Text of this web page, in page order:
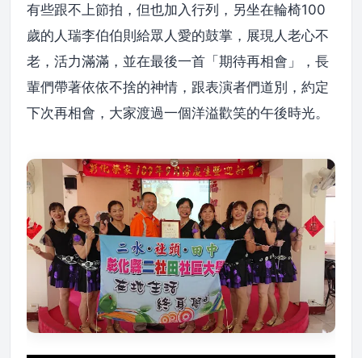
有些跟不上節拍，但也加入行列，另坐在輪椅100
歲的人瑞李伯伯則給眾人愛的鼓掌，展現人老心不
老，活力滿滿，並在最後一首「期待再相會」，長
輩們帶著依依不捨的神情，跟表演者們道別，約定
下次再相會，大家渡過一個洋溢歡笑的午後時光。